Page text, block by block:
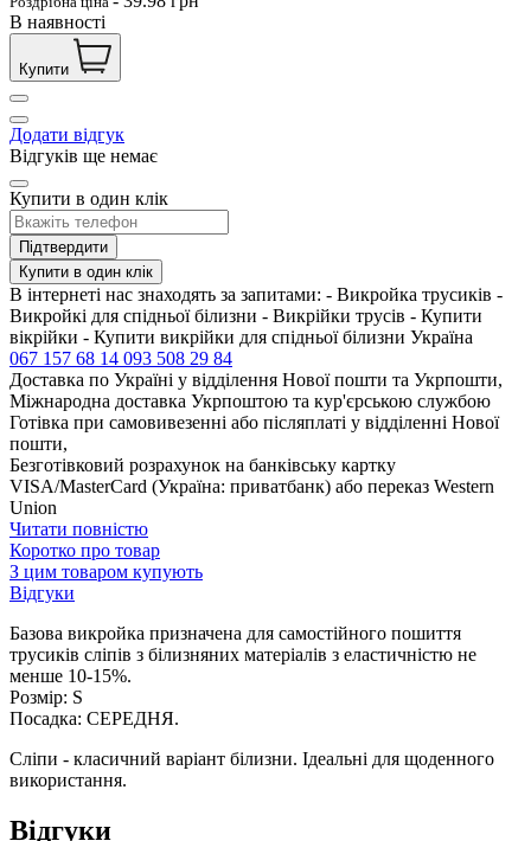
В наявності
Купити
Додати відгук
Відгуків ще немає
Купити в один клік
Підтвердити
Купити в один клік
В інтернеті нас знаходять за запитами: - Викройка трусиків -
Викройкі для спідньої білизни - Викрійки трусів - Купити
вікрійки - Купити викрійки для спідньої білизни Україна
067 157 68 14 093 508 29 84
Доставка по Україні у відділення Нової пошти та Укрпошти,
Міжнародна доставка Укрпоштою та кур'єрською службою
Готівка при самовивезенні або післяплаті у відділенні Нової
пошти,
Безготівковий розрахунок на банківську картку
VISA/MasterCard (Україна: приватбанк) або переказ Western
Union
Читати повністю
Коротко про товар
З цим товаром купують
Відгуки
Базова викройка призначена для самостійного пошиття
трусиків сліпів з білизняних матеріалів з еластичністю не
менше 10-15%.
Розмір: S
Посадка: СЕРЕДНЯ.
Сліпи - класичний варіант білизни. Ідеальні для щоденного
використання.
Відгуки